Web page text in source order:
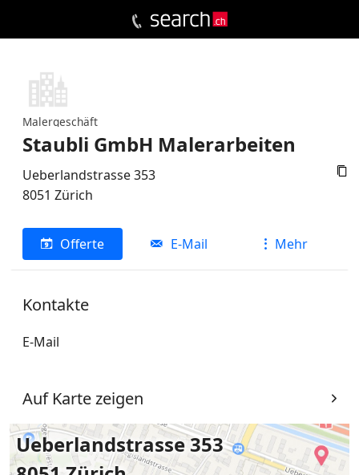
Malergeschäft
Staubli GmbH Malerarbeiten

Ueberlandstrasse 353
8051 Zürich
Offerte E-Mail Mehr
Kontakte
E-Mail
Auf Karte zeigen
Ueberlandstrasse 353